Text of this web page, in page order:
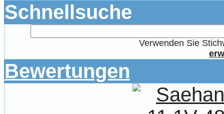
Schnellsuche
Verwenden Sie
Bewertungen